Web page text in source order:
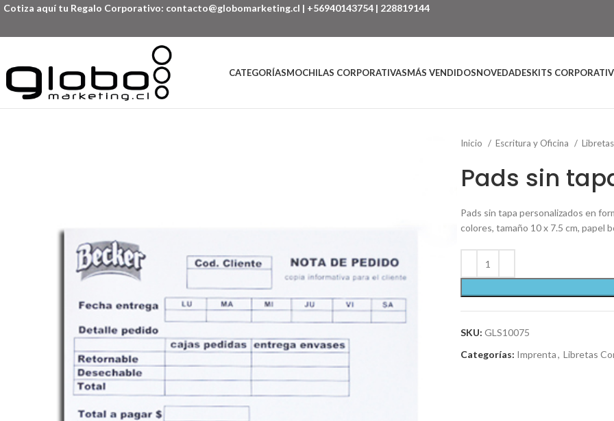
Cotiza aquí tu Regalo Corporativo: contacto@globomarketing.cl | +56940143754 | 228819144
CATEGORÍASMOCHILAS CORPORATIVASMÁS VENDIDOSNOVEDADESKITS
Inicio Escritura y Oficina
Pads sin
Pads sin tapa personalizados en
colores, tamaño 10 x 7.5 cm, papel
SKU: GLS10075
Categorías: Imprenta, Libretas